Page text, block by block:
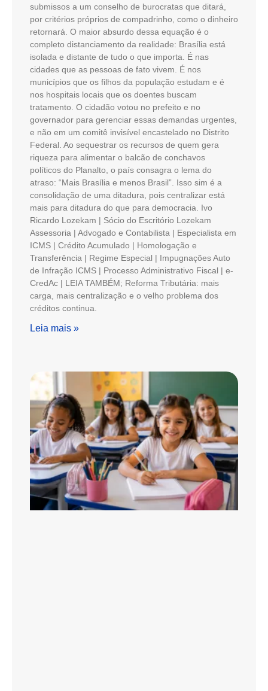
submissos a um conselho de burocratas que ditará,
por critérios próprios de compadrinho, como o dinheiro
retornará. O maior absurdo dessa equação é o
completo distanciamento da realidade: Brasília está
isolada e distante de tudo o que importa. É nas
cidades que as pessoas de fato vivem. É nos
municípios que os filhos da população estudam e é
nos hospitais locais que os doentes buscam
tratamento. O cidadão votou no prefeito e no
governador para gerenciar essas demandas urgentes,
e não em um comitê invisível encastelado no Distrito
Federal. Ao sequestrar os recursos de quem gera
riqueza para alimentar o balcão de conchavos
políticos do Planalto, o país consagra o lema do
atraso: “Mais Brasília e menos Brasil”. Isso sim é a
consolidação de uma ditadura, pois centralizar está
mais para ditadura do que para democracia. Ivo
Ricardo Lozekam | Sócio do Escritório Lozekam
Assessoria | Advogado e Contabilista | Especialista em
ICMS | Crédito Acumulado | Homologação e
Transferência | Regime Especial | Impugnações Auto
de Infração ICMS | Processo Administrativo Fiscal | e-
CredAc | LEIA TAMBÉM; Reforma Tributária: mais
carga, mais centralização e o velho problema dos
créditos continua.
Leia mais »